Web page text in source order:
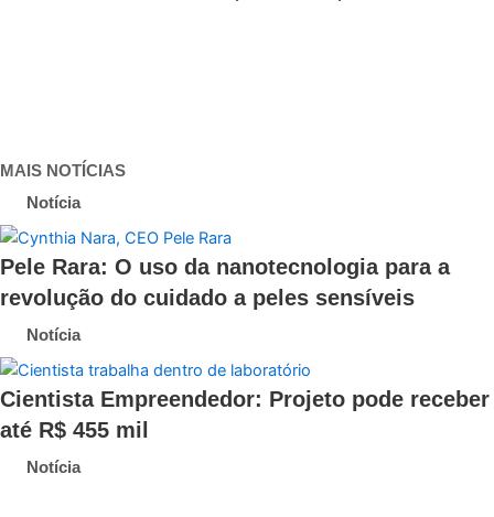
MAIS NOTÍCIAS
Notícia
Pele Rara: O uso da nanotecnologia para a
revolução do cuidado a peles sensíveis
Notícia
Cientista Empreendedor: Projeto pode receber
até R$ 455 mil
Notícia